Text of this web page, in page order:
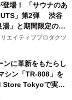
登場！ 「サウナのあ
」第2弾 渋谷
」と期間限定のコ
ウナイキタイコラ
！
エイティブプロダクツ
ンに革新をもたらし
シン「TR-808」を
Store Tokyoで実機
キャンペーンを開